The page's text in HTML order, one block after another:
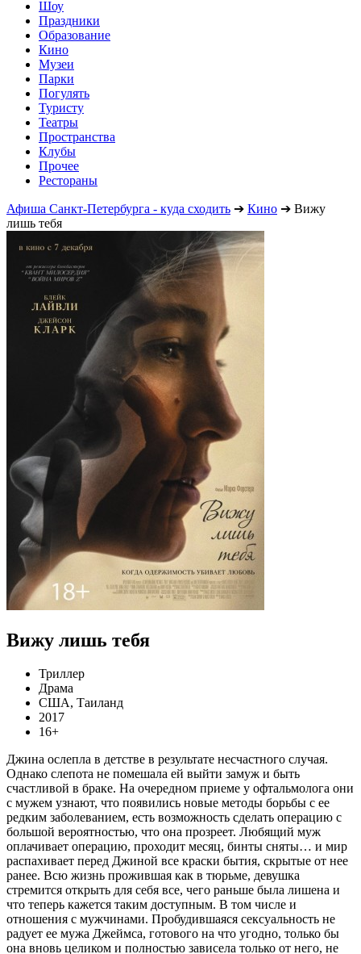
Шоу
Праздники
Образование
Кино
Музеи
Парки
Погулять
Туристу
Театры
Пространства
Клубы
Прочее
Рестораны
Афиша Санкт-Петербурга - куда сходить ➔ Кино ➔ Вижу
лишь тебя
Вижу лишь тебя
Триллер
Драма
США, Таиланд
2017
16+
Джина ослепла в детстве в результате несчастного случая.
Однако слепота не помешала ей выйти замуж и быть
счастливой в браке. На очередном приеме у офтальмолога они
с мужем узнают, что появились новые методы борьбы с ее
редким заболеванием, есть возможность сделать операцию с
большой вероятностью, что она прозреет. Любящий муж
оплачивает операцию, проходит месяц, бинты сняты… и мир
распахивает перед Джиной все краски бытия, скрытые от нее
ранее. Всю жизнь прожившая как в тюрьме, девушка
стремится открыть для себя все, чего раньше была лишена и
что теперь кажется таким доступным. В том числе и
отношения с мужчинами. Пробудившаяся сексуальность не
радует ее мужа Джеймса, готового на что угодно, только бы
она вновь целиком и полностью зависела только от него, не